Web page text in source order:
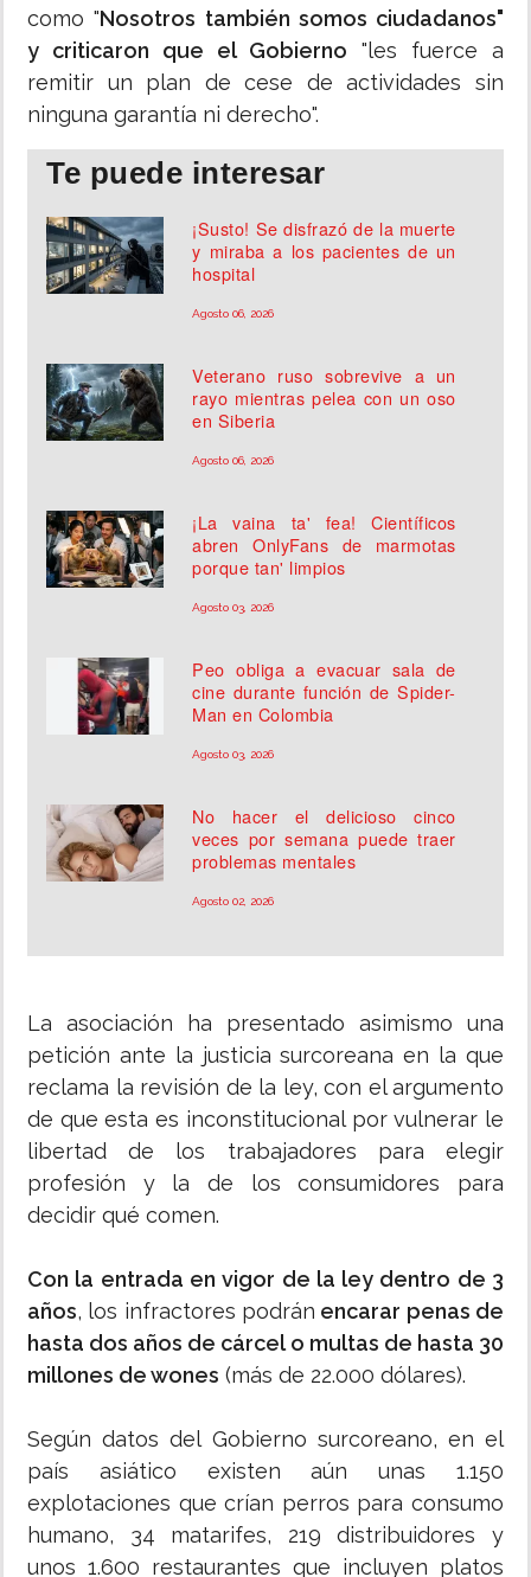
como "Nosotros también somos ciudadanos"
y criticaron que el Gobierno "les fuerce a
remitir un plan de cese de actividades sin
ninguna garantía ni derecho".
Te puede interesar
¡Susto! Se disfrazó de la muerte
y miraba a los pacientes de un
hospital
Agosto 06, 2026
Veterano ruso sobrevive a un
rayo mientras pelea con un oso
en Siberia
Agosto 06, 2026
¡La vaina ta' fea! Científicos
abren OnlyFans de marmotas
porque tan' limpios
Agosto 03, 2026
Peo obliga a evacuar sala de
cine durante función de Spider-
Man en Colombia
Agosto 03, 2026
No hacer el delicioso cinco
veces por semana puede traer
problemas mentales
Agosto 02, 2026
La asociación ha presentado asimismo una
petición ante la justicia surcoreana en la que
reclama la revisión de la ley, con el argumento
de que esta es inconstitucional por vulnerar le
libertad de los trabajadores para elegir
profesión y la de los consumidores para
decidir qué comen.
Con la entrada en vigor de la ley dentro de 3
años, los infractores podrán encarar penas de
hasta dos años de cárcel o multas de hasta 30
millones de wones (más de 22.000 dólares).
Según datos del Gobierno surcoreano, en el
país asiático existen aún unas 1.150
explotaciones que crían perros para consumo
humano, 34 matarifes, 219 distribuidores y
unos 1.600 restaurantes que incluyen platos